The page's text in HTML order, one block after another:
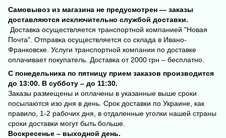
Самовывоз из магазина не предусмотрен — заказы
доставляются исключительно службой доставки.
Доставка осуществляется транспортной компанией "Новая
Почта". Отправка осуществляется со склада в Ивано-
Франковске. Услуги транспортной компании по доставке
оплачивает покупатель. Доставка от 2000 грн – бесплатно.
С понедельника по пятницу прием заказов производится
до 13:00. В субботу – до 11:30.
Заказы размещены и оплачены в указанные выше сроки
посылаются изо дня в день. Срок доставки по Украине, как
правило, 1-2 рабочих дня, в отдаленные уголки нашей страны
сроки доставки могут быть больше.
Воскресенье – выходной день.